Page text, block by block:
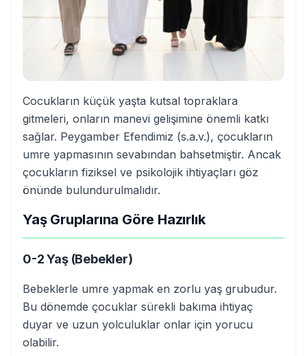
Cocukların küçük yaşta kutsal topraklara
gitmeleri, onların manevi gelişimine önemli katkı
sağlar. Peygamber Efendimiz (s.a.v.), çocukların
umre yapmasının sevabından bahsetmiştir. Ancak
çocukların fiziksel ve psikolojik ihtiyaçları göz
önünde bulundurulmalıdır.
Yaş Gruplarına Göre Hazırlık
0-2 Yaş (Bebekler)
Bebeklerle umre yapmak en zorlu yaş grubudur.
Bu dönemde çocuklar sürekli bakıma ihtiyaç
duyar ve uzun yolculuklar onlar için yorucu
olabilir.